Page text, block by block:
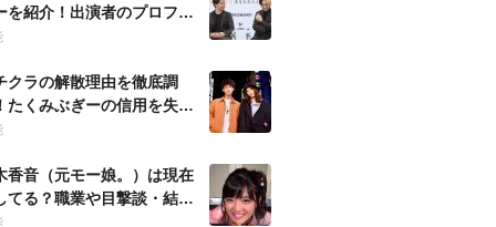
を紹介！出演者のプロフィ
を徹底調査！
クラの解散理由を徹底調
たくみぶぎーの信用を失う
とは何？
香音（元モー娘。）は現在
てる？職業や目撃談・結婚
など徹底調査！